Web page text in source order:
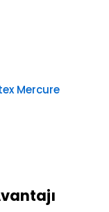
Mercure